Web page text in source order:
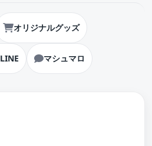
オリジナルグッズ
LINE マシュマロ